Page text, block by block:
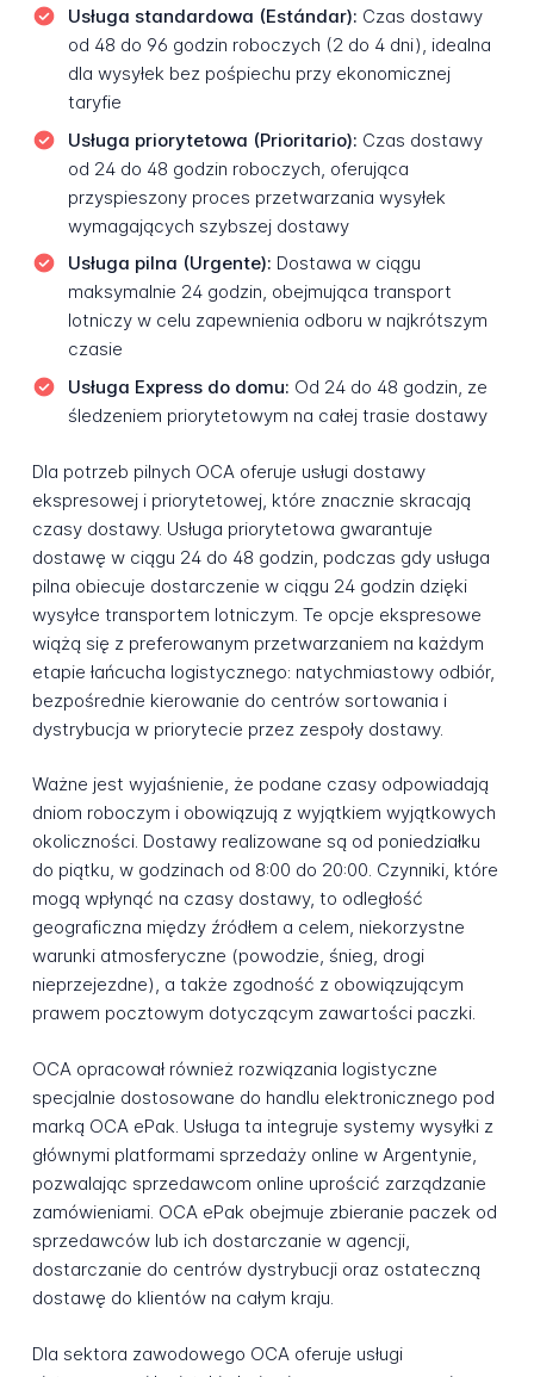
Usługa standardowa (Estándar): Czas dostawy
od 48 do 96 godzin roboczych (2 do 4 dni), idealna
dla wysyłek bez pośpiechu przy ekonomicznej
taryfie
Usługa priorytetowa (Prioritario): Czas dostawy
od 24 do 48 godzin roboczych, oferująca
przyspieszony proces przetwarzania wysyłek
wymagających szybszej dostawy
Usługa pilna (Urgente): Dostawa w ciągu
maksymalnie 24 godzin, obejmująca transport
lotniczy w celu zapewnienia odboru w najkrótszym
czasie
Usługa Express do domu: Od 24 do 48 godzin, ze
śledzeniem priorytetowym na całej trasie dostawy
Dla potrzeb pilnych OCA oferuje usługi dostawy
ekspresowej i priorytetowej, które znacznie skracają
czasy dostawy. Usługa priorytetowa gwarantuje
dostawę w ciągu 24 do 48 godzin, podczas gdy usługa
pilna obiecuje dostarczenie w ciągu 24 godzin dzięki
wysyłce transportem lotniczym. Te opcje ekspresowe
wiążą się z preferowanym przetwarzaniem na każdym
etapie łańcucha logistycznego: natychmiastowy odbiór,
bezpośrednie kierowanie do centrów sortowania i
dystrybucja w priorytecie przez zespoły dostawy.
Ważne jest wyjaśnienie, że podane czasy odpowiadają
dniom roboczym i obowiązują z wyjątkiem wyjątkowych
okoliczności. Dostawy realizowane są od poniedziałku
do piątku, w godzinach od 8:00 do 20:00. Czynniki, które
mogą wpłynąć na czasy dostawy, to odległość
geograficzna między źródłem a celem, niekorzystne
warunki atmosferyczne (powodzie, śnieg, drogi
nieprzejezdne), a także zgodność z obowiązującym
prawem pocztowym dotyczącym zawartości paczki.
OCA opracował również rozwiązania logistyczne
specjalnie dostosowane do handlu elektronicznego pod
marką OCA ePak. Usługa ta integruje systemy wysyłki z
głównymi platformami sprzedaży online w Argentynie,
pozwalając sprzedawcom online uprościć zarządzanie
zamówieniami. OCA ePak obejmuje zbieranie paczek od
sprzedawców lub ich dostarczanie w agencji,
dostarczanie do centrów dystrybucji oraz ostateczną
dostawę do klientów na całym kraju.
Dla sektora zawodowego OCA oferuje usługi